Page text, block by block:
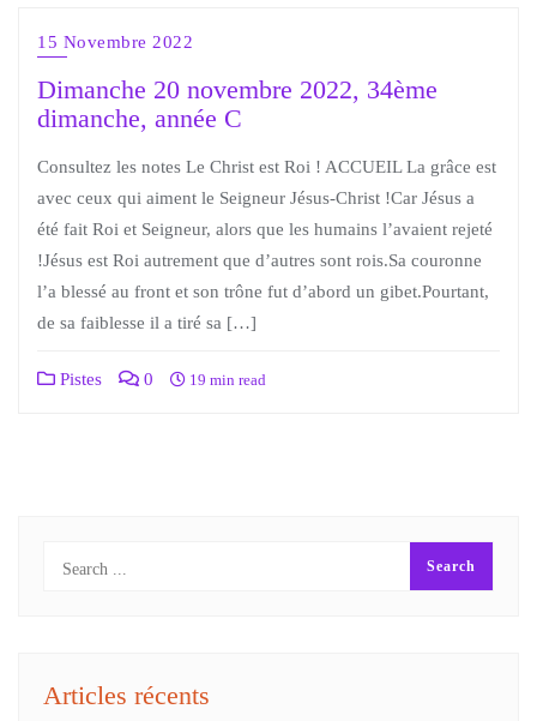
15 Novembre 2022
Dimanche 20 novembre 2022, 34ème
dimanche, année C
Consultez les notes Le Christ est Roi ! ACCUEIL La grâce est
avec ceux qui aiment le Seigneur Jésus-Christ !Car Jésus a
été fait Roi et Seigneur, alors que les humains l’avaient rejeté
!Jésus est Roi autrement que d’autres sont rois.Sa couronne
l’a blessé au front et son trône fut d’abord un gibet.Pourtant,
de sa faiblesse il a tiré sa […]
Pistes 0 19 min read
Articles récents